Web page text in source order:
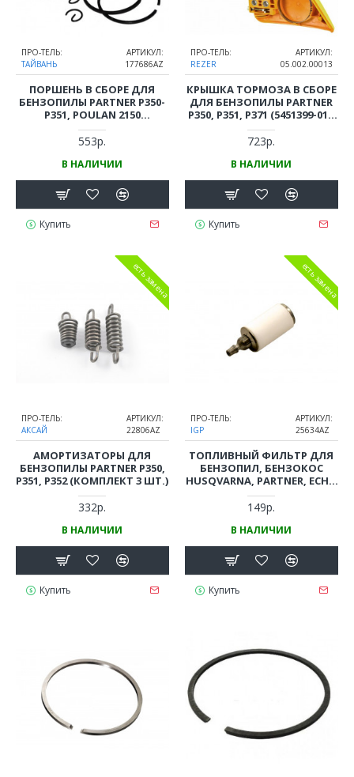
ПРО-ТЕЛЬ:
ТАЙВАНЬ
АРТИКУЛ:
177686AZ
ПОРШЕНЬ В СБОРЕ ДЛЯ
БЕНЗОПИЛЫ PARTNER P350-
P351, POULAN 2150
(КОМПЛЕКТ)
553р.
В НАЛИЧИИ
Купить
ПРО-ТЕЛЬ:
REZER
АРТИКУЛ:
05.002.00013
КРЫШКА ТОРМОЗА В СБОРЕ
ДЛЯ БЕНЗОПИЛЫ PARTNER
P350, P351, P371 (5451399-01 /
545139901)
723р.
В НАЛИЧИИ
Купить
есть замена
ПРО-ТЕЛЬ:
АКСАЙ
АРТИКУЛ:
22806AZ
АМОРТИЗАТОРЫ ДЛЯ
БЕНЗОПИЛЫ PARTNER P350,
P351, P352 (КОМПЛЕКТ 3 ШТ.)
332р.
В НАЛИЧИИ
Купить
есть замена
ПРО-ТЕЛЬ:
IGP
АРТИКУЛ:
25634AZ
ТОПЛИВНЫЙ ФИЛЬТР ДЛЯ
БЕНЗОПИЛ, БЕНЗОКОС
HUSQVARNA, PARTNER, ECHO
(5450385-01)
149р.
В НАЛИЧИИ
Купить